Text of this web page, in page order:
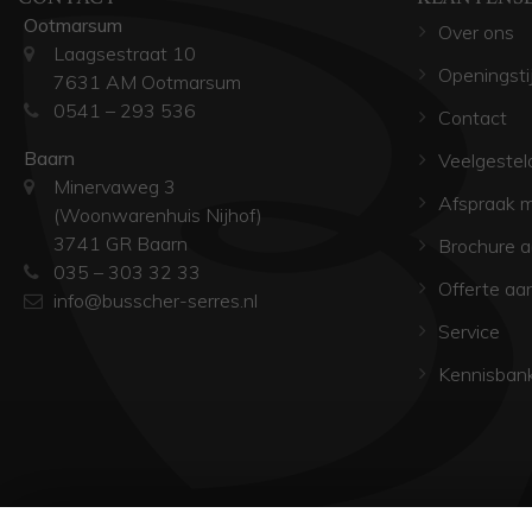
Ootmarsum
Laagsestraat 10
7631 AM Ootmarsum
0541 – 293 536
Baarn
Minervaweg 3
(Woonwarenhuis Nijhof)
3741 GR Baarn
035 – 303 32 33
info@busscher-serres.nl
Over ons
Contact
Afspraak
Brochure
Offerte
Service